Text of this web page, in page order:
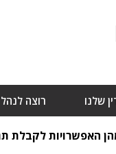
שלנו רוצה
האפשרויות לקבלת